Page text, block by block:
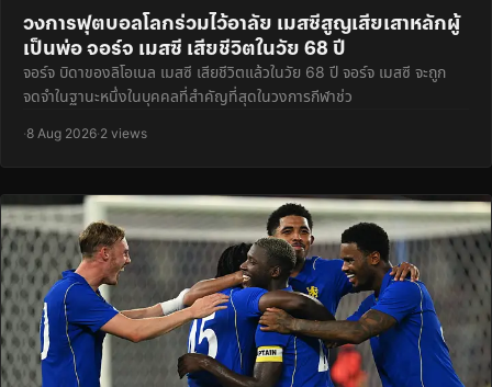
วงการฟุตบอลโลกร่วมไว้อาลัย เมสซีสูญเสียเสาหลักผู้
เป็นพ่อ จอร์จ เมสซี เสียชีวิตในวัย 68 ปี
จอร์จ บิดาของลิโอเนล เมสซี เสียชีวิตแล้วในวัย 68 ปี จอร์จ เมสซี จะถูก
จดจำในฐานะหนึ่งในบุคคลที่สำคัญที่สุดในวงการกีฬาช่ว
·8 Aug 2026·2 views